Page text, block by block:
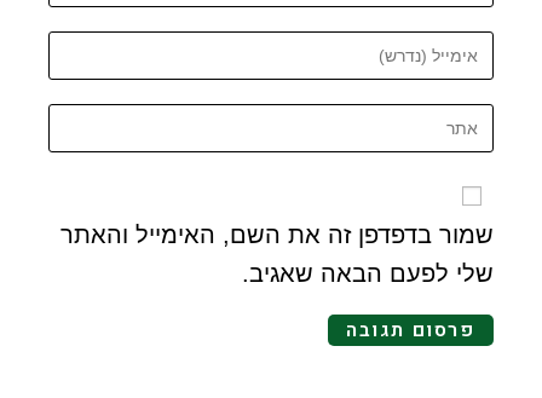
שמור בדפדפן זה את השם, האימייל והאתר
שלי לפעם הבאה שאגיב.